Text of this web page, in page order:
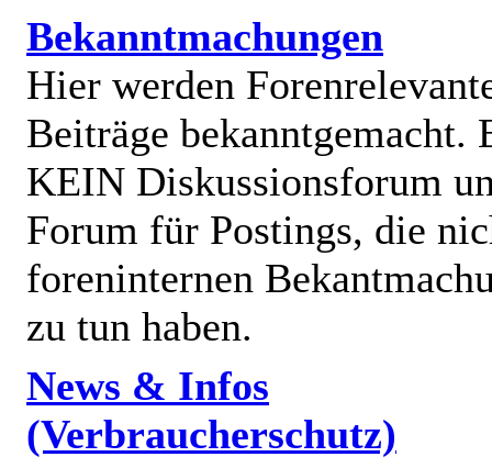
Bekanntmachungen
Hier werden
Beiträge bekanntgemacht.
KEIN Diskussionsforum
Forum für Postings, die
foreninternen
zu tun haben.
News & Infos
(Verbraucherschutz)